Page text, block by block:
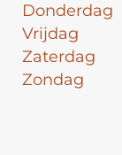
Donderdag
Vrijdag
Zaterdag
Zondag